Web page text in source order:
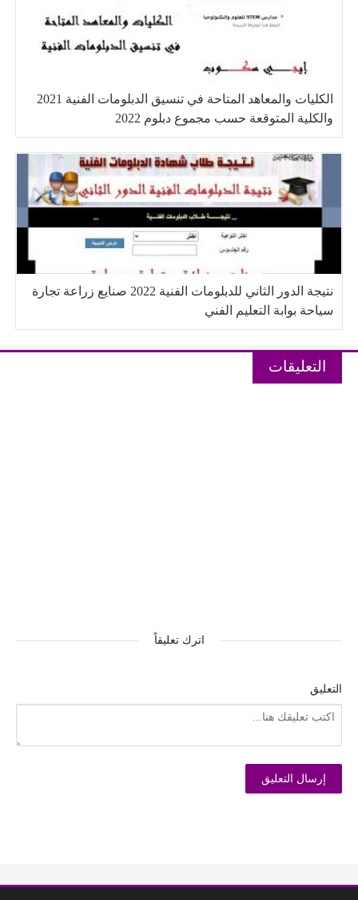
الكليات والمعاهد المتاحة في تنسيق الدبلومات الفنية 2021
والكلية المتوقعة حسب مجموع دبلوم 2022
نتيجة الدور الثاني للدبلومات الفنية 2022 صنايع زراعة تجارة
سياحة بوابة التعليم الفني
التعليقات
اترك تعليقاً
التعليق